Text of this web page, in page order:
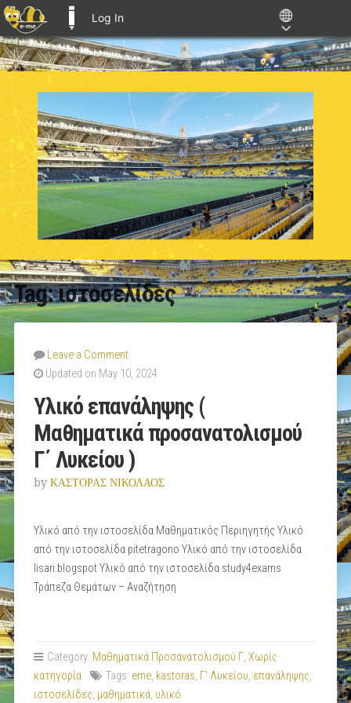
Log In
Tag:ιστοσελίδες
Leave a Comment
Updated on May 10, 2024
Υλικό επανάληψης (
Μαθηματικά προσανατολισμού
Γ΄ Λυκείου )
by ΚΑΣΤΟΡΑΣ ΝΙΚΟΛΑΟΣ
Υλικό από την ιστοσελίδα Μαθηματικός Περιηγητής Υλικό
από την ιστοσελίδα pitetragono Υλικό από την ιστοσελίδα
lisari.blogspot Υλικό από την ιστοσελίδα study4exams
Τράπεζα Θεμάτων – Αναζήτηση
Category: Μαθηματικά Προσανατολισμού Γ, Χωρίς
κατηγορία
Tags: eme, kastoras, Γ' Λυκείου, επανάληψης,
ιστοσελίδες, μαθηματικά, υλικό